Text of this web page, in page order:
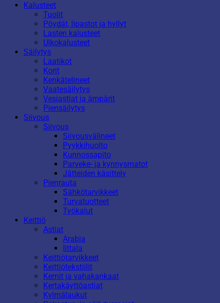
Kalusteet
Tuolit
Pöydät, lipastot ja hyllyt
Lasten kalusteet
Ulkokalusteet
Säilytys
Laatikot
Korit
Kenkätelineet
Vaatesäilytys
Vesiastiat ja ämpärit
Piensäilytys
Siivous
Siivous
Siivousvälineet
Pyykkihuolto
Kunnossapito
Parveke- ja kynnysmatot
Jätteiden käsittely
Pienrauta
Sähkötarvikkeet
Turvatuotteet
Työkalut
Keittiö
Astiat
Arabia
Iittala
Keittiötarvikkeet
Keittiötekstiilit
Kernit ja vahakankaat
Kertakäyttöastiat
Kylmälaukut